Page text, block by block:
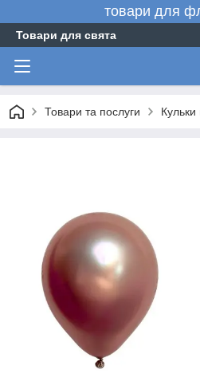
товари для
Товари для свята
Товари та послуги Кульки